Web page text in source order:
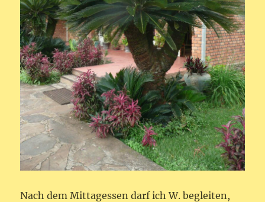
Nach dem Mittagessen darf ich W. begleiten,